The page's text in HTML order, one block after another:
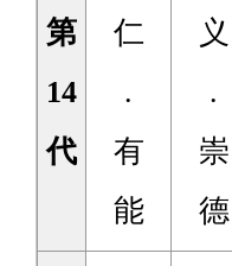
第
14
代
仁
.
有
能
义
.
崇
德